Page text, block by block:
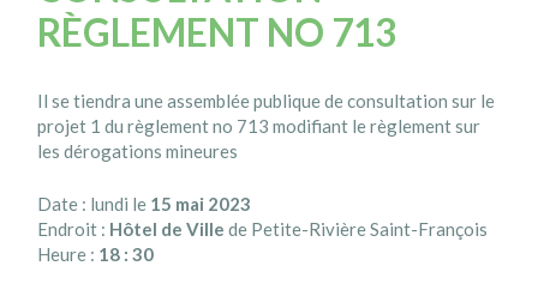
RÈGLEMENT NO 713
Il se tiendra une assemblée publique de consultation sur le
projet 1 du règlement no 713 modifiant le règlement sur
les dérogations mineures
Date : lundi le 15 mai 2023
Endroit : Hôtel de Ville de Petite-Rivière Saint-François
Heure : 18 : 30